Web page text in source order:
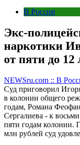
В России
Экс-
наркотики
от пяти до 12
NEWSru.com :: В
Суд приговорил
в колонии общего
годам, Романа
Сергалиева - к
пяти годам колонии.
млн рублей суд